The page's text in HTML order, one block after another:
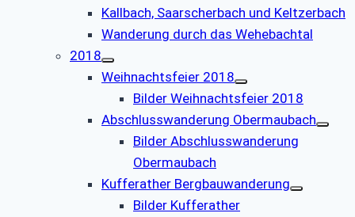
Kallbach, Saarscherbach und Keltzerbach
Wanderung durch das Wehebachtal
2018
Weihnachtsfeier 2018
Bilder Weihnachtsfeier 2018
Abschlusswanderung Obermaubach
Bilder Abschlusswanderung
Obermaubach
Kufferather Bergbauwanderung
Bilder Kufferather